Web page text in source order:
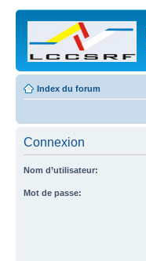
Index du forum
Connexion
Nom d’utilisateur:
Mot de passe: